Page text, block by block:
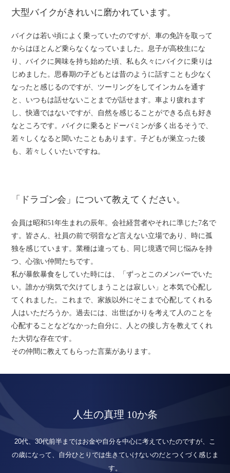
大型バイクがきれいに磨かれています。
バイクは若い頃によく乗っていたのですが、車の免許を取って
からはほとんど乗らなくなっていました。息子が高校生にな
り、バイクに興味を持ち始めた頃、私も久々にバイクに乗りは
じめました。思春期の子どもとは昔のように話すことも少なく
なったと感じるのですが、ツーリングをしてインカムを通す
と、いつもは話せないことまでが話せます。車より疲れます
し、快適ではないですが、自然を感じることができる点も好き
なところです。バイクに乗るとドーパミンが多く出るそうで、
若々しくなると聞いたこともあります。子どもが巣立った後
も、若々しくいたいですね。
「ドラゴン会」について教えてください。
会員は昭和51年生まれの辰年。会社経営者やそれに準じた7名で
す。皆さん、社員の前で弱音など言えない立場であり、時に孤
独を感じています。業種は違っても、同じ境遇で同じ悩みを持
つ、心強い仲間たちです。
私が暴飲暴食をしていた時には、「ずっとこのメンバーでいた
い。誰かが病気で欠けてしまうことは寂しい」と本気で心配し
てくれました。これまで、家族以外にそこまで心配してくれる
人はいただろうか。過去には、出世ばかりを考えて人のことを
心配することなどなかった自分に、人との接し方を教えてくれ
た大切な存在です。
その仲間に教えてもらった言葉があります。
人生の真理 10か条
20代、30代前半まではお金や自分を中心に考えていたのですが、 こ
の歳になって、自分ひとりでは生きていけないのだとつくづく感じま
す。